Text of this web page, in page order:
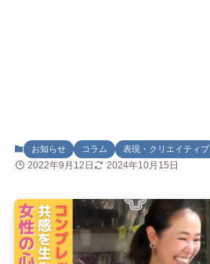
お知らせ コラム 表現・クリエイティブ
2022年9月12日 2024年10月15日